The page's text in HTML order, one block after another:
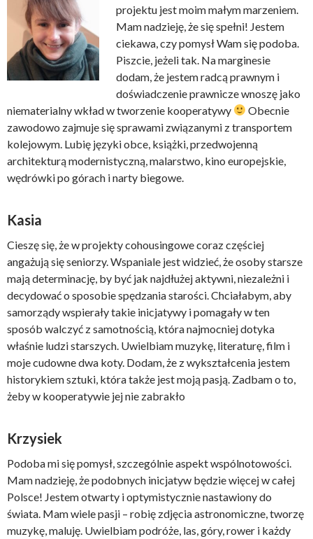
projektu jest moim małym marzeniem.
Mam nadzieję, że się spełni! Jestem
ciekawa, czy pomysł Wam się podoba.
Piszcie, jeżeli tak. Na marginesie
dodam, że jestem radcą prawnym i
doświadczenie prawnicze wnoszę jako
niematerialny wkład w tworzenie kooperatywy
Obecnie
zawodowo zajmuje się sprawami związanymi z transportem
kolejowym. Lubię języki obce, książki, przedwojenną
architekturą modernistyczną, malarstwo, kino europejskie,
wędrówki po górach i narty biegowe.
Kasia
Cieszę się, że w projekty cohousingowe coraz częściej
angażują się seniorzy. Wspaniale jest widzieć, że osoby starsze
mają determinację, by być jak najdłużej aktywni, niezależni i
decydować o sposobie spędzania starości. Chciałabym, aby
samorządy wspierały takie inicjatywy i pomagały w ten
sposób walczyć z samotnością, która najmocniej dotyka
właśnie ludzi starszych. Uwielbiam muzykę, literaturę, film i
moje cudowne dwa koty. Dodam, że z wykształcenia jestem
historykiem sztuki, która także jest moją pasją. Zadbam o to,
żeby w kooperatywie jej nie zabrakło
Krzysiek
Podoba mi się pomysł, szczególnie aspekt wspólnotowości.
Mam nadzieję, że podobnych inicjatyw będzie więcej w całej
Polsce! Jestem otwarty i optymistycznie nastawiony do
świata. Mam wiele pasji – robię zdjęcia astronomiczne, tworzę
muzykę, maluję. Uwielbiam podróże, las, góry, rower i każdy